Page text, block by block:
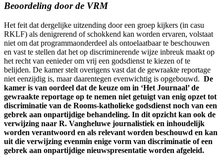
Beoordeling door de VRM
Het feit dat dergelijke uitzending door een groep kijkers (in casu
RKLF) als denigrerend of schokkend kan worden ervaren, volstaat
niet om dat programmaonderdeel als ontoelaatbaar te beschouwen
en vast te stellen dat het op discriminerende wijze inbreuk maakt op
het recht van eenieder om vrij een godsdienst te kiezen of te
belijden. De kamer stelt overigens vast dat de gewraakte reportage
niet eenzijdig is, maar daarentegen evenwichtig is opgebouwd. De
kamer is van oordeel dat de keuze om in ‘Het Journaal’ de
gewraakte reportage op te nemen niet getuigt van enig opzet tot
discriminatie van de Rooms-katholieke godsdienst noch van een
gebrek aan onpartijdige behandeling. In dit opzicht kan ook de
verwijzing naar R. Vangheluwe journalistiek en inhoudelijk
worden verantwoord en als relevant worden beschouwd en kan
uit die verwijzing evenmin enige vorm van discriminatie of een
gebrek aan onpartijdige nieuwspresentatie worden afgeleid.